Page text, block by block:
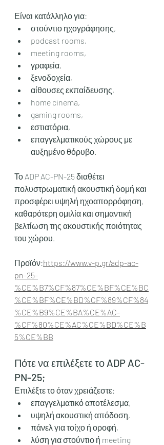
Είναι κατάλληλο για:
στούντιο ηχογράφησης,
podcast rooms,
meeting rooms,
γραφεία,
ξενοδοχεία,
αίθουσες εκπαίδευσης,
home cinema,
gaming rooms,
εστιατόρια,
επαγγελματικούς χώρους με
αυξημένο θόρυβο.
Το ADP AC-PN-25 διαθέτει
πολυστρωματική ακουστική δομή και
προσφέρει υψηλή ηχοαπορρόφηση,
καθαρότερη ομιλία και σημαντική
βελτίωση της ακουστικής ποιότητας
του χώρου.
Προϊόν:https://www.v-p.gr/adp-ac-
pn-25-
%CE%B7%CF%87%CE%BF%CE%BC
%CE%BF%CE%BD%CF%89%CF%84
%CE%B9%CE%BA%CE%AC-
%CF%80%CE%AC%CE%BD%CE%B
5%CE%BB
Πότε να επιλέξετε το ADP AC-
PN-25;
Επιλέξτε το όταν χρειάζεστε:
επαγγελματικό αποτέλεσμα,
υψηλή ακουστική απόδοση,
πάνελ για τοίχο ή οροφή,
λύση για στούντιο ή meeting